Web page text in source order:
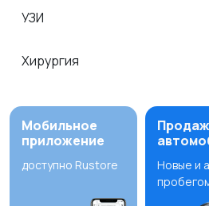
УЗИ
Хирургия
Мобильное
приложение
доступно Rustore
Новые и